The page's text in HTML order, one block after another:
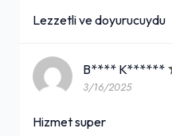
Lezzetli ve doyurucuydu
B**** K******
3/16/2025
Hizmet super